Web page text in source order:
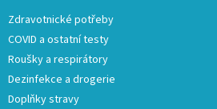
Zdravotnické potřeby
COVID a ostatní testy
Roušky a respirátory
Dezinfekce a drogerie
Doplňky stravy